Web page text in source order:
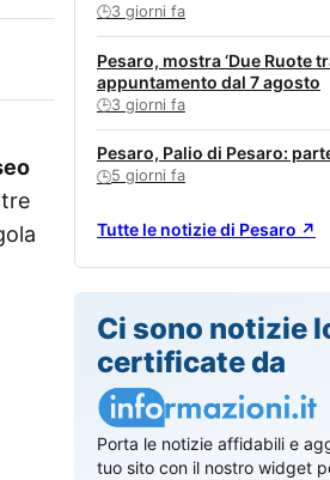
🕒3 giorni fa
Pesaro, mostra ‘Due Ruote
appuntamento dal 7 agosto
🕒3 giorni fa
Pesaro, Palio di Pesaro:
🕒5 giorni fa
Tutte le notizie di Pesaro ↗
Ci sono notizie
certificate da
Porta le notizie affidabili e
tuo sito con il nostro widget